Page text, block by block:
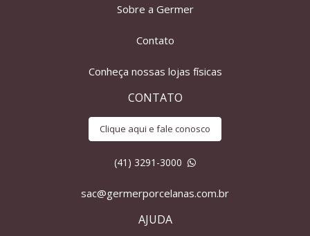
Sobre a Germer
Contato
Conheça nossas lojas físicas
CONTATO
Clique aqui e fale conosco
(41) 3291-3000
sac@germerporcelanas.com.br
AJUDA